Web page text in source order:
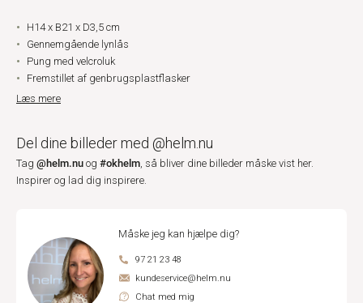
H14 x B21 x D3,5 cm
Gennemgående lynlås
Pung med velcroluk
Fremstillet af genbrugsplastflasker
Læs mere
Del dine billeder med @helm.nu
Tag @helm.nu og #okhelm, så bliver dine billeder måske vist her.
Inspirer og lad dig inspirere.
Måske jeg kan hjælpe dig?
97 21 23 48
kundeservice@helm.nu
Chat med mig